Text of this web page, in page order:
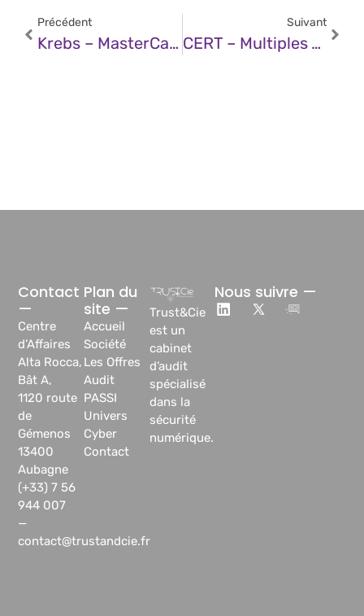
Précédent
Krebs – MasterCard DNS Error Went Unnoticed For Years
Suivant
CERT – Multiples Vulnérabilités Dans Les Produits Elastic (23 Janvier 2025)
Trust&Cie
est un
cabinet
d’audit
spécialisé
dans la
sécurité
numérique.
Plan du
site —
Accueil
Société
Les Offres
Audit
PASSI
Univers
Cyber
Contact
Contact
—
Centre
d’Affaires
Alta Rocca,
Bât A,
1120 route
de
Gémenos
13400
Aubagne
(+33) 7 56
944 007
—
contact@trustandcie.fr
Nous suivre —